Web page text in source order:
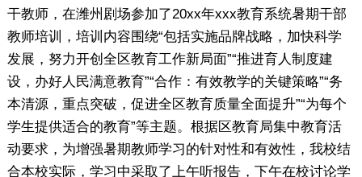
干教师，在潍州剧场参加了20xx年xxx教育系统暑期干部
教师培训，培训内容围绕“包括实施品牌战略，加快科学
发展，努力开创全区教育工作新局面”“推进育人制度建
设，办好人民满意教育”“合作：有效教学的关键策略”“务
本清源，重点突破，促进全区教育质量全面提升”“为每个
学生提供适合的教育”等主题。根据区教育局集中教育活
动要求，为增强暑期教师学习的针对性和有效性，我校结
合本校实际，学习中采取了上午听报告，下午在校讨论学